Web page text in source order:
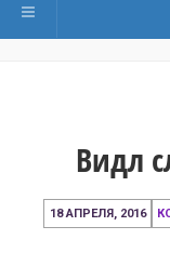
Переключить
Видл
18 АПРЕЛЯ, 2016
18